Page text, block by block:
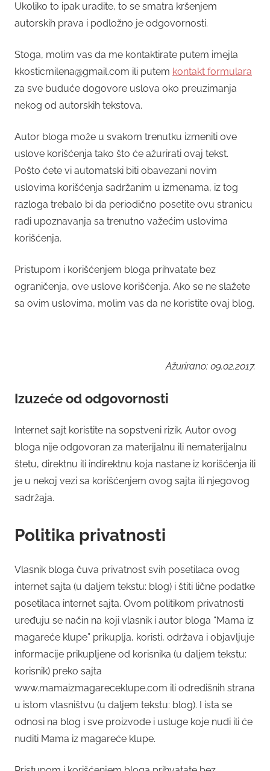
Ukoliko to ipak uradite, to se smatra kršenjem
autorskih prava i podložno je odgovornosti.
Stoga, molim vas da me kontaktirate putem imejla
kkosticmilena@gmail.com ili putem kontakt formulara
za sve buduće dogovore uslova oko preuzimanja
nekog od autorskih tekstova.
Autor bloga može u svakom trenutku izmeniti ove
uslove korišćenja tako što će ažurirati ovaj tekst.
Pošto ćete vi automatski biti obavezani novim
uslovima korišćenja sadržanim u izmenama, iz tog
razloga trebalo bi da periodično posetite ovu stranicu
radi upoznavanja sa trenutno važećim uslovima
korišćenja.
Pristupom i korišćenjem bloga prihvatate bez
ograničenja, ove uslove korišćenja. Ako se ne slažete
sa ovim uslovima, molim vas da ne koristite ovaj blog.
Ažurirano: 09.02.2017.
Izuzeće od odgovornosti
Internet sajt koristite na sopstveni rizik. Autor ovog
bloga nije odgovoran za materijalnu ili nematerijalnu
štetu, direktnu ili indirektnu koja nastane iz korišćenja ili
je u nekoj vezi sa korišćenjem ovog sajta ili njegovog
sadržaja.
Politika privatnosti
Vlasnik bloga čuva privatnost svih posetilaca ovog
internet sajta (u daljem tekstu: blog) i štiti lične podatke
posetilaca internet sajta. Ovom politikom privatnosti
uređuju se način na koji vlasnik i autor bloga “Mama iz
magareće klupe” prikuplja, koristi, održava i objavljuje
informacije prikupljene od korisnika (u daljem tekstu:
korisnik) preko sajta
www.mamaizmagareceklupe.com ili odredišnih strana
u istom vlasništvu (u daljem tekstu: blog). I ista se
odnosi na blog i sve proizvode i usluge koje nudi ili će
nuditi Mama iz magareće klupe.